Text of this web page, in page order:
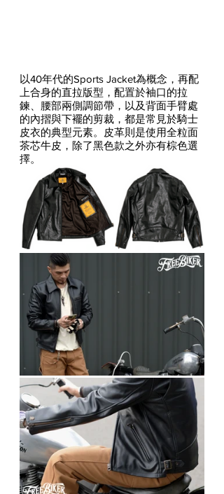
以40年代的Sports Jacket為概念，再配
上合身的直拉版型，配置於袖口的拉
鍊、腰部兩側調節帶，以及背面手臂處
的內摺與下襬的剪裁，都是常見於騎士
皮衣的典型元素。皮革則是使用全粒面
茶芯牛皮，除了黑色款之外亦有棕色選
擇。